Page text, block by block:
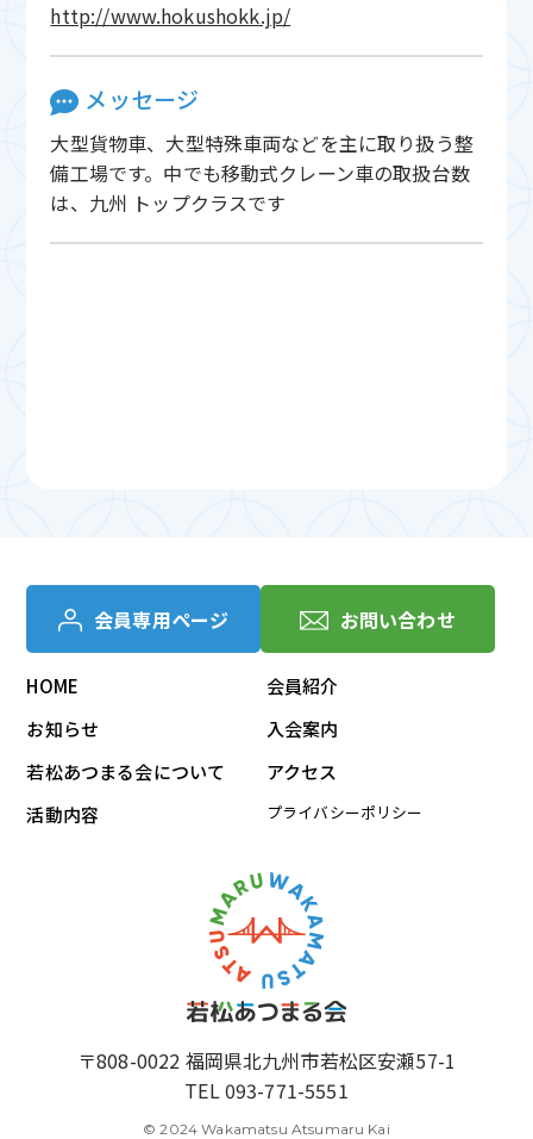
http://www.hokushokk.jp/
メッセージ
大型貨物車、大型特殊車両などを主に取り扱う整
備工場です。中でも移動式クレーン車の取扱台数
は、九州 トップクラスです
会員専用ページ お問い合わせ
HOME
お知らせ
若松あつまる会について
活動内容
会員紹介
入会案内
アクセス
プライバシーポリシー
〒808-0022 福岡県北九州市若松区安瀬57-1
TEL 093-771-5551
© 2024 Wakamatsu Atsumaru Kai